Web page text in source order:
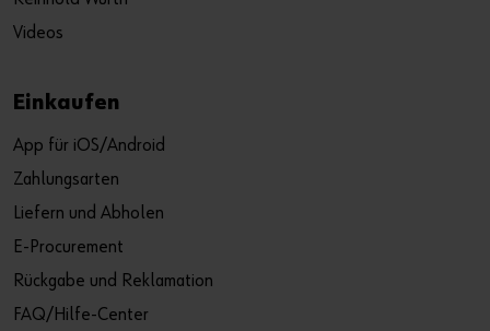
Videos
Einkaufen
App für iOS/Android
Zahlungsarten
Liefern und Abholen
E-Procurement
Rückgabe und Reklamation
FAQ/Hilfe-Center